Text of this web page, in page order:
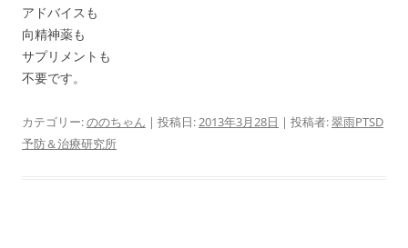
アドバイスも
向精神薬も
サプリメントも
不要です。
カテゴリー:ののちゃん | 投稿日:2013年3月28日 | 投稿者:翠雨PTSD
予防＆治療研究所